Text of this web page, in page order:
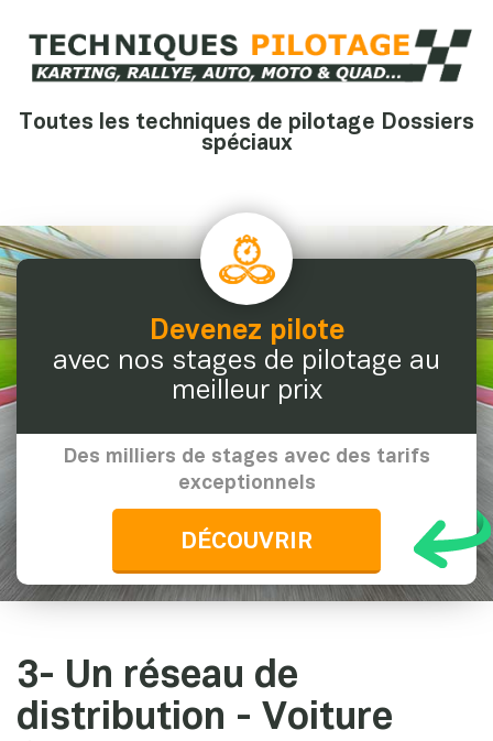
Toutes les techniques de pilotage Dossiers
spéciaux
Devenez pilote
avec nos stages de pilotage au
meilleur prix
Des milliers de stages avec des tarifs
exceptionnels
DÉCOUVRIR
3- Un réseau de
distribution - Voiture